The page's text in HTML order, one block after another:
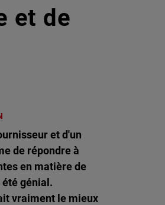
et de
et d'un
de répondre à
en matière de
génial.
vraiment le mieux